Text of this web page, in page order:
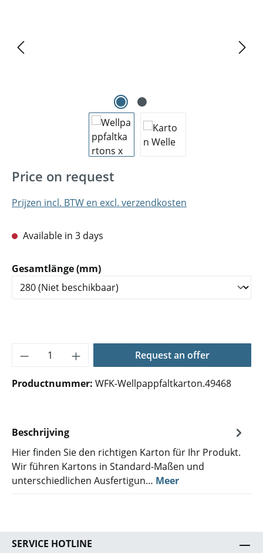
Price on request
Prijzen incl. BTW en excl. verzendkosten
Available in 3 days
Selecteer
Gesamtlänge (mm)
Producthoeveelheid: Voer de gewenste
Request an offer
Productnummer: WFK-Wellpappfaltkarton.49468
Beschrijving
Hier finden Sie den richtigen Karton für Ihr Produkt.
Wir führen Kartons in Standard-Maßen und
unterschiedlichen Ausfertigun… Meer
SERVICE HOTLINE